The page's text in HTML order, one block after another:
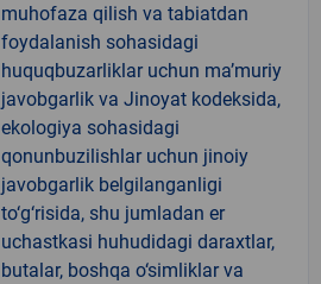
muhofaza qilish va tabiatdan
foydalanish sohasidagi
huquqbuzarliklar uchun ma’muriy
javobgarlik va Jinoyat kodeksida,
ekologiya sohasidagi
qonunbuzilishlar uchun jinoiy
javobgarlik belgilanganligi
to‘g‘risida, shu jumladan er
uchastkasi huhudidagi daraxtlar,
butalar, boshqa o‘simliklar va